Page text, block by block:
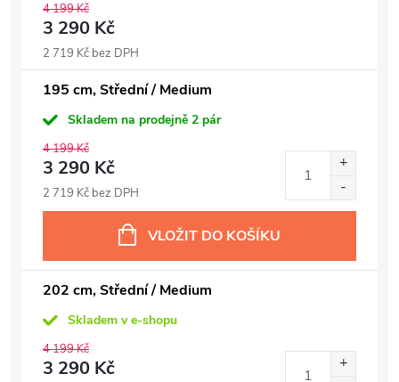
4 199 Kč
3 290 Kč
2 719 Kč bez DPH
195 cm, Střední / Medium
Skladem na prodejně 2 pár
4 199 Kč
3 290 Kč
2 719 Kč bez DPH
VLOŽIT DO KOŠÍKU
202 cm, Střední / Medium
Skladem v e-shopu
4 199 Kč
3 290 Kč